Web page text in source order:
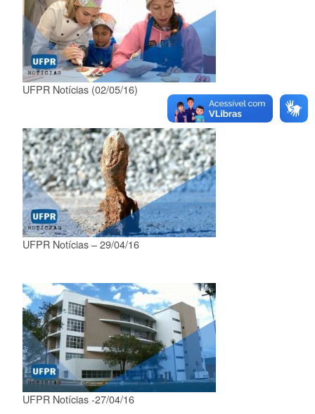
UFPR Notícias (02/05/16)
UFPR Notícias – 29/04/16
UFPR Notícias -27/04/16